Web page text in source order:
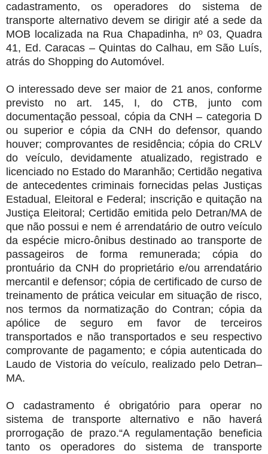
cadastramento, os operadores do sistema de
transporte alternativo devem se dirigir até a sede da
MOB localizada na Rua Chapadinha, nº 03, Quadra
41, Ed. Caracas – Quintas do Calhau, em São Luís,
atrás do Shopping do Automóvel.
O interessado deve ser maior de 21 anos, conforme
previsto no art. 145, I, do CTB, junto com
documentação pessoal, cópia da CNH – categoria D
ou superior e cópia da CNH do defensor, quando
houver; comprovantes de residência; cópia do CRLV
do veículo, devidamente atualizado, registrado e
licenciado no Estado do Maranhão; Certidão negativa
de antecedentes criminais fornecidas pelas Justiças
Estadual, Eleitoral e Federal; inscrição e quitação na
Justiça Eleitoral; Certidão emitida pelo Detran/MA de
que não possui e nem é arrendatário de outro veículo
da espécie micro-ônibus destinado ao transporte de
passageiros de forma remunerada; cópia do
prontuário da CNH do proprietário e/ou arrendatário
mercantil e defensor; cópia de certificado de curso de
treinamento de prática veicular em situação de risco,
nos termos da normatização do Contran; cópia da
apólice de seguro em favor de terceiros
transportados e não transportados e seu respectivo
comprovante de pagamento; e cópia autenticada do
Laudo de Vistoria do veículo, realizado pelo Detran–
MA.
O cadastramento é obrigatório para operar no
sistema de transporte alternativo e não haverá
prorrogação de prazo.“A regulamentação beneficia
tanto os operadores do sistema de transporte